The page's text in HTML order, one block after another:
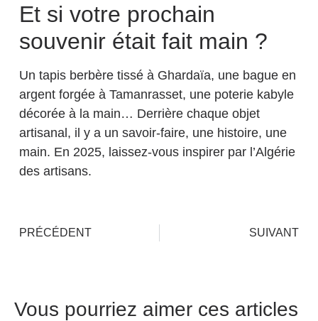
Et si votre prochain
souvenir était fait main ?
Un tapis berbère tissé à Ghardaïa, une bague en
argent forgée à Tamanrasset, une poterie kabyle
décorée à la main… Derrière chaque objet
artisanal, il y a un savoir-faire, une histoire, une
main. En 2025, laissez-vous inspirer par l’Algérie
des artisans.
PRÉCÉDENT SUIVANT
Vous pourriez aimer ces articles